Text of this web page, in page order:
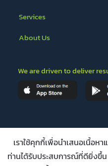
เราใช้คุกกี้เพื่อนำเสนอเนื้อห
ท่านได้รับประสบการณ์ที่ดียิ่งขึ้
Services
About Us
Ours Partners
We are driven to deliver